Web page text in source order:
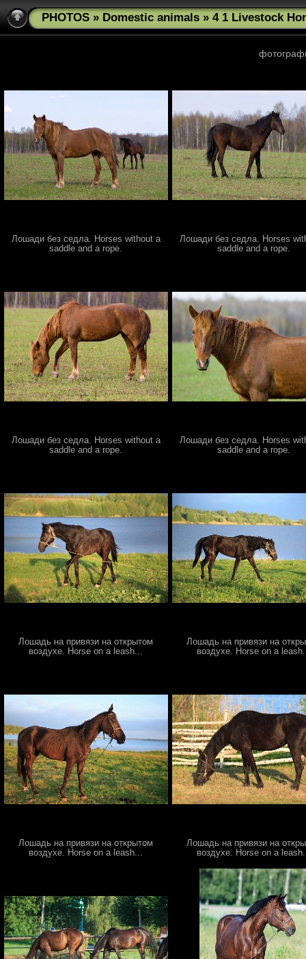
PHOTOS » Domestic animals » 4 1 Livestock
Лошади без седла. Horses without a
saddle and a rope.
Лошади без седла. Horses
saddle and a rope.
Лошади без седла. Horses without a
saddle and a rope.
Лошади без седла. Horses
saddle and a rope.
Лошадь на привязи на открытом
воздухе. Horse on a leash...
Лошадь на привязи на
воздухе. Horse on a
Лошадь на привязи на открытом
воздухе. Horse on a leash...
Лошадь на привязи на
воздухе. Horse on a